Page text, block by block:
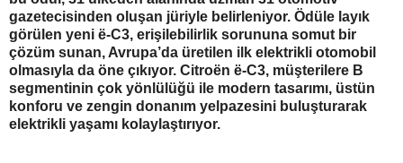
gazetecisinden oluşan jüriyle belirleniyor. Ödüle layık
görülen yeni ë-C3, erişilebilirlik sorununa somut bir
çözüm sunan, Avrupa’da üretilen ilk elektrikli otomobil
olmasıyla da öne çıkıyor. Citroën ë-C3, müşterilere B
segmentinin çok yönlülüğü ile modern tasarımı, üstün
konforu ve zengin donanım yelpazesini buluşturarak
elektrikli yaşamı kolaylaştırıyor.